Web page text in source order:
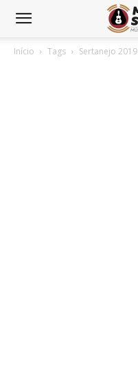
Início Tags Sertanejo 2019